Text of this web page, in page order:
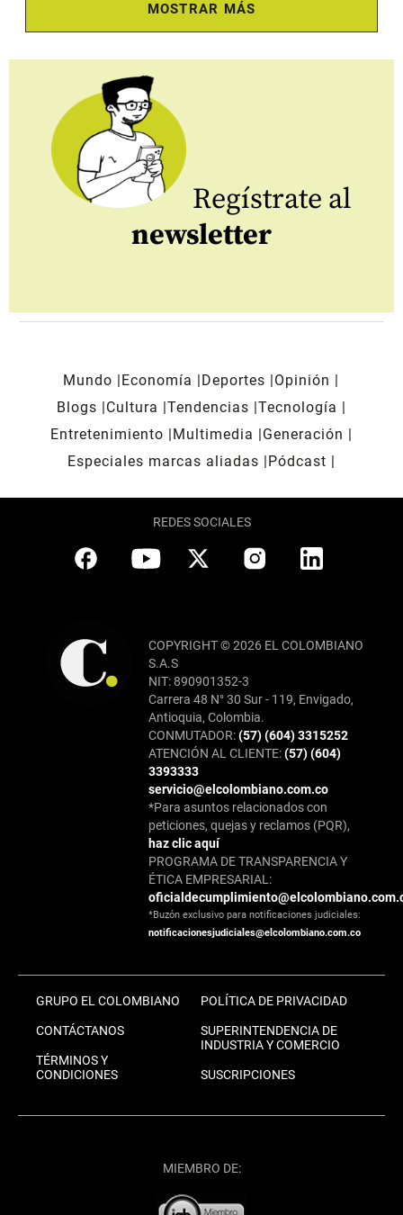
MOSTRAR MÁS
Regístrate al
newsletter
Mundo Economía Deportes
Opinión
Blogs
Cultura Tendencias Tecnología
Entretenimiento
Multimedia
Generación
Especiales marcas aliadas
Pódcast
REDES SOCIALES
COPYRIGHT © 2026 EL COLOMBIANO
S.A.S
NIT: 890901352-3
Carrera 48 N° 30 Sur - 119, Envigado,
Antioquia, Colombia.
CONMUTADOR:(57) (604) 3315252
ATENCIÓN AL CLIENTE:(57) (604)
3393333
servicio@elcolombiano.com.co
*Para asuntos relacionados con
peticiones, quejas y reclamos (PQR),
haz clic aquí
PROGRAMA DE TRANSPARENCIA Y
ÉTICA EMPRESARIAL:
*Buzón exclusivo para notificaciones judiciales:
notificacionesjudiciales@elcolombiano.com.co
GRUPO EL COLOMBIANO
CONTÁCTANOS
TÉRMINOS Y
CONDICIONES
POLÍTICA DE PRIVACIDAD
SUPERINTENDENCIA DE
INDUSTRIA Y COMERCIO
SUSCRIPCIONES
MIEMBRO DE: